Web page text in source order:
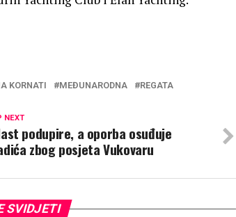
KORNATI MEĐUNARODNA REGATA
NEXT
podupire, a oporba osuđuje
zbog posjeta Vukovaru
SVIDJETI